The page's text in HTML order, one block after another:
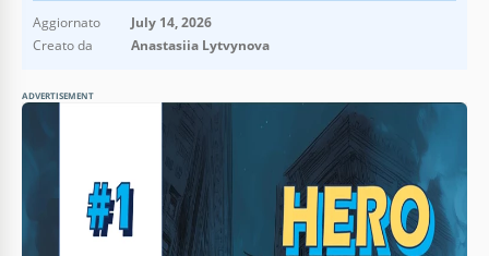
Aggiornato
July 14, 2026
Creato da
Anastasiia Lytvynova
ADVERTISEMENT